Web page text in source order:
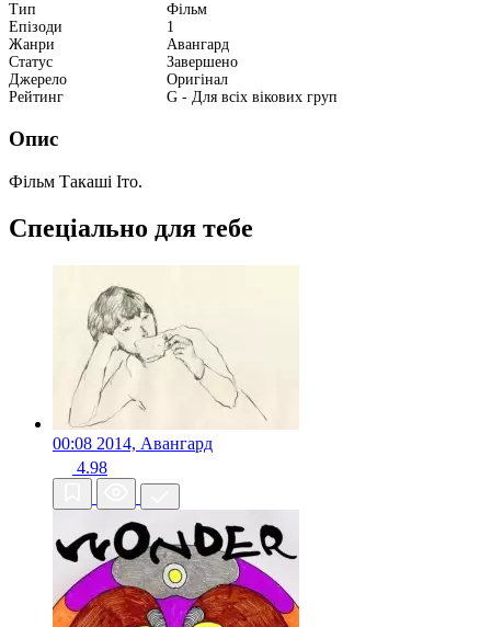
Тип
Фільм
Епізоди
1
Жанри
Авангард
Статус
Завершено
Джерело
Оригінал
Рейтинг
G - Для всіх вікових груп
Опис
Фільм Такаші Іто.
Спеціально для тебе
00:08 2014, Авангард
4.98